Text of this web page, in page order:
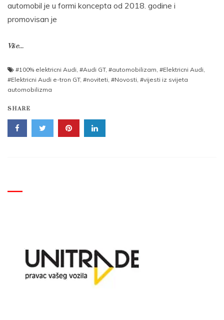
automobil je u formi koncepta od 2018. godine i
promovisan je
Više...
#100% elektricni Audi, #Audi GT, #automobilizam, #Elektricni Audi,
#Elektricni Audi e-tron GT, #noviteti, #Novosti, #vijesti iz svijeta
automobilizma
SHARE